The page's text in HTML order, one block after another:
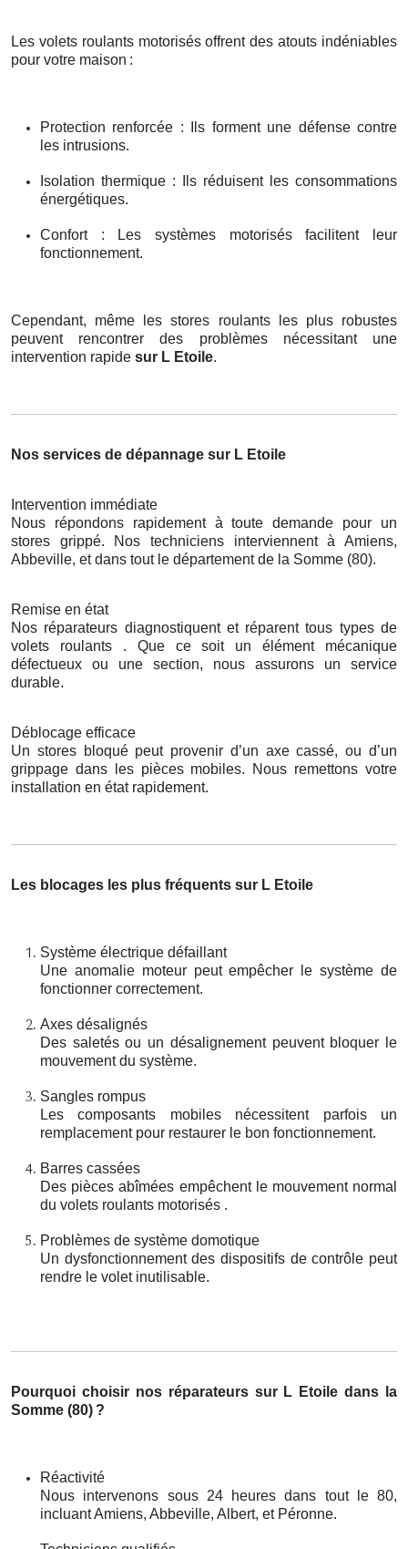
Les volets roulants motorisés offrent des atouts indéniables
pour votre maison :
Protection renforcée : Ils forment une défense contre
les intrusions.
Isolation thermique : Ils réduisent les consommations
énergétiques.
Confort : Les systèmes motorisés facilitent leur
fonctionnement.
Cependant, même les stores roulants les plus robustes
peuvent rencontrer des problèmes nécessitant une
intervention rapide sur L Etoile.
Nos services de dépannage sur L Etoile
Intervention immédiate
Nous répondons rapidement à toute demande pour un
stores grippé. Nos techniciens interviennent à Amiens,
Abbeville, et dans tout le département de la Somme (80).
Remise en état
Nos réparateurs diagnostiquent et réparent tous types de
volets roulants . Que ce soit un élément mécanique
défectueux ou une section, nous assurons un service
durable.
Déblocage efficace
Un stores bloqué peut provenir d’un axe cassé, ou d’un
grippage dans les pièces mobiles. Nous remettons votre
installation en état rapidement.
Les blocages les plus fréquents sur L Etoile
Système électrique défaillant
Une anomalie moteur peut empêcher le système de
fonctionner correctement.
Axes désalignés
Des saletés ou un désalignement peuvent bloquer le
mouvement du système.
Sangles rompus
Les composants mobiles nécessitent parfois un
remplacement pour restaurer le bon fonctionnement.
Barres cassées
Des pièces abîmées empêchent le mouvement normal
du volets roulants motorisés .
Problèmes de système domotique
Un dysfonctionnement des dispositifs de contrôle peut
rendre le volet inutilisable.
Pourquoi choisir nos réparateurs sur L Etoile dans la
Somme (80) ?
Réactivité
Nous intervenons sous 24 heures dans tout le 80,
incluant Amiens, Abbeville, Albert, et Péronne.